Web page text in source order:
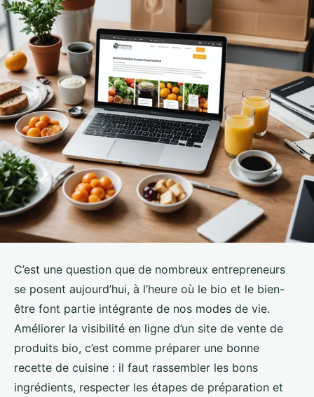
C’est une question que de nombreux entrepreneurs
se posent aujourd’hui, à l’heure où le bio et le bien-
être font partie intégrante de nos modes de vie.
Améliorer la visibilité en ligne d’un site de vente de
produits bio, c’est comme préparer une bonne
recette de cuisine : il faut rassembler les bons
ingrédients, respecter les étapes de préparation et